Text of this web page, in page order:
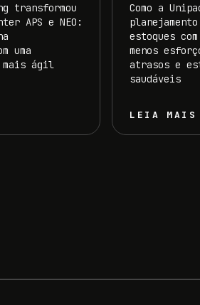
transformou
APS e NEO:
uma
mais ágil
Como a
estoques
menos
atrasos e
saudáveis
LEIA MAIS